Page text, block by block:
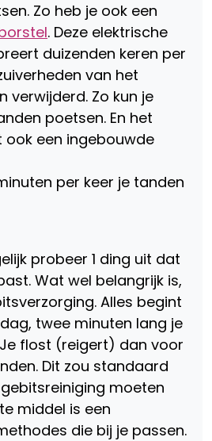
Zo heb je ook een
. Deze elektrische
duizenden keren per
van het
verwijderd. Zo kun je
poetsen. En het
ook een ingebouwde
per keer je tanden
probeer 1 ding uit dat
Wat wel belangrijk is,
Alles begint
twee minuten lang je
flost (reigert) dan voor
Dit zou standaard
moeten
middel is een
die bij je passen.